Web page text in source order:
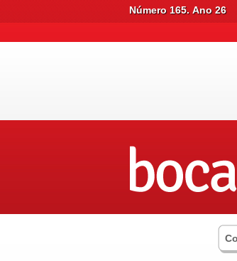
Número 165. Ano 26